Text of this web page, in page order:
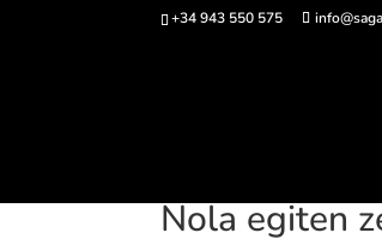
+34 943 550 575
Nola egiten